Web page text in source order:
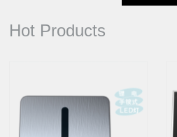
Hot Products